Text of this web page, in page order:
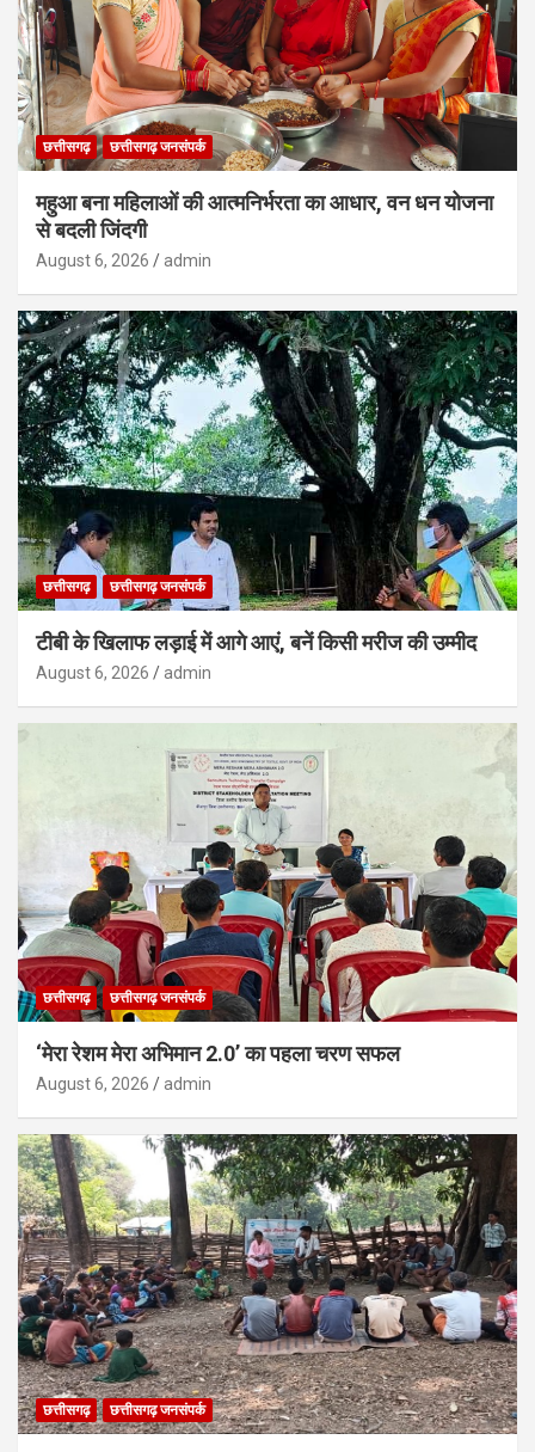
छत्तीसगढ़ छत्तीसगढ़ जनसंपर्क
महुआ बना महिलाओं की आत्मनिर्भरता का आधार, वन धन योजना
से बदली जिंदगी
August 6, 2026 admin
छत्तीसगढ़ छत्तीसगढ़ जनसंपर्क
टीबी के खिलाफ लड़ाई में आगे आएं, बनें किसी मरीज की उम्मीद
August 6, 2026 admin
छत्तीसगढ़ छत्तीसगढ़ जनसंपर्क
‘मेरा रेशम मेरा अभिमान 2.0’ का पहला चरण सफल
August 6, 2026 admin
छत्तीसगढ़ छत्तीसगढ़ जनसंपर्क